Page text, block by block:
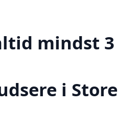
mindst 3
i Store